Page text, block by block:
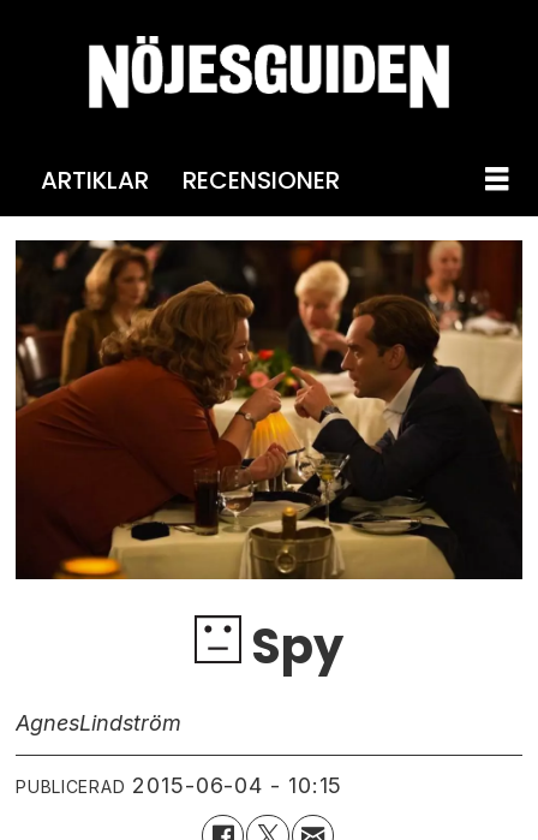
ARTIKLAR RECENSIONER
Spy
AgnesLindström
PUBLICERAD 2015-06-04 - 10:15